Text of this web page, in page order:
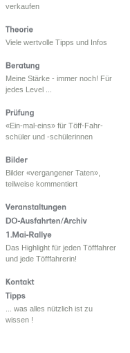
verkaufen
Viele wertvolle Tipps und Infos
Meine Stärke - immer noch! Für
jedes Level ...
«Ein-mal-eins» für Töff-Fahr-
schüler und -schülerinnen
Bilder «vergangener Taten»,
teilweise kommentiert
Das Highlight für jeden Töfffahrer
und jede Töfffahrerin!
... was alles nützlich ist zu
wissen !